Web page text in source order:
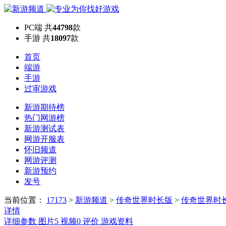
PC端 共44798款
手游 共18097款
首页
端游
手游
过审游戏
新游期待榜
热门网游榜
新游测试表
网游开服表
怀旧频道
网游评测
新游预约
发号
当前位置： 17173 > 新游频道 > 传奇世界时长版 > 传奇世界时
详情
详细参数 图片5 视频0 评价 游戏资料